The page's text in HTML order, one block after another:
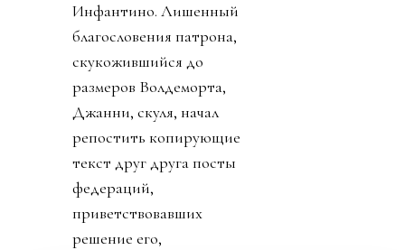
Инфантино. Лишенный
благословения патрона,
скукожившийся до
размеров Волдеморта,
Джанни, скуля, начал
репостить копирующие
текст друг друга посты
федераций,
приветствовавших
решение его,